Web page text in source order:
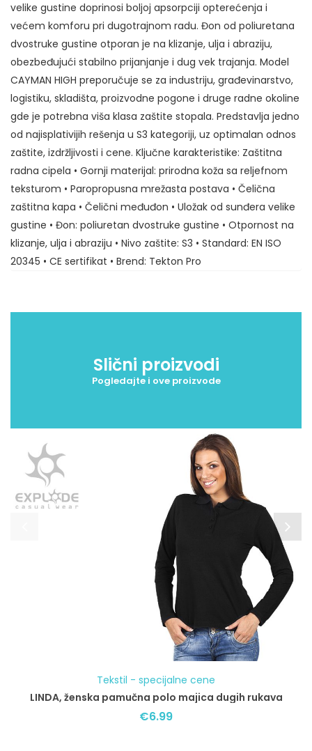
velike gustine doprinosi boljoj apsorpciji opterećenja i
većem komforu pri dugotrajnom radu. Đon od poliuretana
dvostruke gustine otporan je na klizanje, ulja i abraziju,
obezbeđujući stabilno prijanjanje i dug vek trajanja. Model
CAYMAN HIGH preporučuje se za industriju, građevinarstvo,
logistiku, skladišta, proizvodne pogone i druge radne okoline
gde je potrebna viša klasa zaštite stopala. Predstavlja jedno
od najisplativijih rešenja u S3 kategoriji, uz optimalan odnos
zaštite, izdržljivosti i cene. Ključne karakteristike: Zaštitna
radna cipela • Gornji materijal: prirodna koža sa reljefnom
teksturom • Paropropusna mrežasta postava • Čelična
zaštitna kapa • Čelični međuđon • Uložak od sunđera velike
gustine • Đon: poliuretan dvostruke gustine • Otpornost na
klizanje, ulja i abraziju • Nivo zaštite: S3 • Standard: EN ISO
20345 • CE sertifikat • Brend: Tekton Pro
Slični proizvodi
Pogledajte i ove proizvode
Tekstil - specijalne cene
LINDA, ženska pamučna polo majica dugih rukava
€6.99